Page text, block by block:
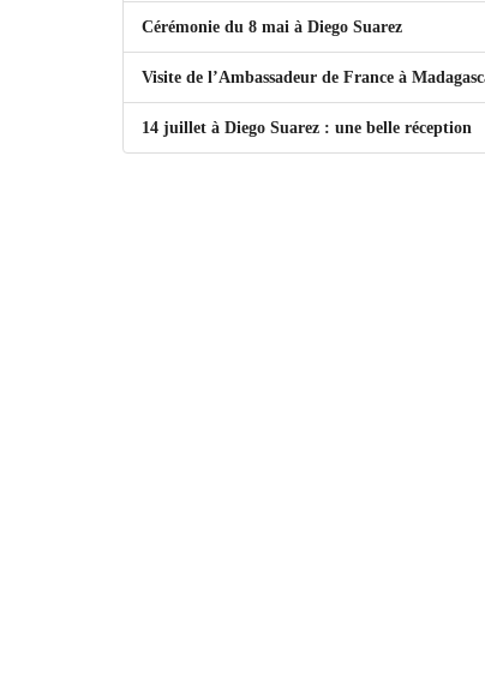
Cérémonie du 8 mai à Diego Suarez
Visite de l’Ambassadeur de France à
14 juillet à Diego Suarez : une belle réception